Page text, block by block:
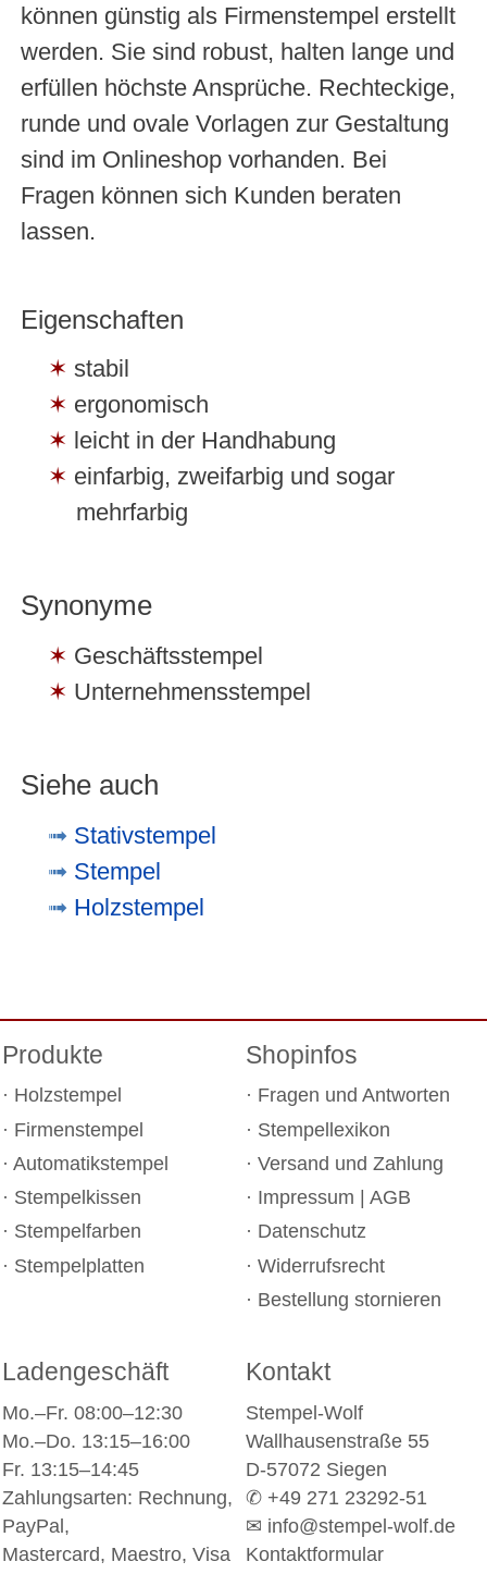
können günstig als Firmenstempel erstellt
werden. Sie sind robust, halten lange und
erfüllen höchste Ansprüche. Rechteckige,
runde und ovale Vorlagen zur Gestaltung
sind im Onlineshop vorhanden. Bei
Fragen können sich Kunden beraten
lassen.
Eigenschaften
stabil
ergonomisch
leicht in der Handhabung
einfarbig, zweifarbig und sogar
mehrfarbig
Synonyme
Geschäftsstempel
Unternehmensstempel
Siehe auch
Stativstempel
Stempel
Holzstempel
Produkte
Holzstempel
Firmenstempel
Automatikstempel
Stempelkissen
Stempelfarben
Stempelplatten
Shopinfos
Fragen und Antworten
Stempellexikon
Versand und Zahlung
Impressum
AGB
Datenschutz
Widerrufsrecht
Bestellung stornieren
Ladengeschäft
Mo.–Fr. 08:00–12:30
Mo.–Do. 13:15–16:00
Fr. 13:15–14:45
Zahlungsarten: Rechnung,
PayPal,
Mastercard, Maestro, Visa
Kontakt
Stempel-Wolf
Wallhausenstraße 55
D-57072 Siegen
✆ +49 271 23292-51
✉ info@stempel-wolf.de
Kontaktformular